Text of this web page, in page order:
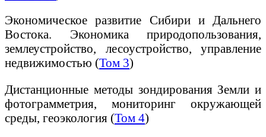
Экономическое развитие Сибири и Дальнего
Востока. Экономика природопользования,
землеустройство, лесоустройство, управление
недвижимостью (Том 3)
Дистанционные методы зондирования Земли и
фотограмметрия, мониторинг окружающей
среды, геоэкология (Том 4)